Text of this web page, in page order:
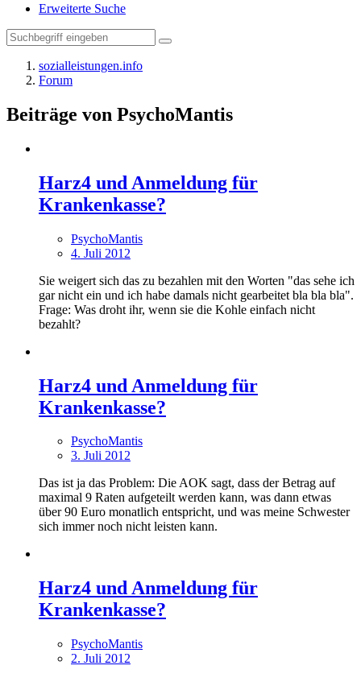
Erweiterte Suche
sozialleistungen.info
Forum
Beiträge von PsychoMantis
Harz4 und Anmeldung für
Krankenkasse?
PsychoMantis
4. Juli 2012
Sie weigert sich das zu bezahlen mit den Worten "das sehe ich
gar nicht ein und ich habe damals nicht gearbeitet bla bla bla".
Frage: Was droht ihr, wenn sie die Kohle einfach nicht
bezahlt?
Harz4 und Anmeldung für
Krankenkasse?
PsychoMantis
3. Juli 2012
Das ist ja das Problem: Die AOK sagt, dass der Betrag auf
maximal 9 Raten aufgeteilt werden kann, was dann etwas
über 90 Euro monatlich entspricht, und was meine Schwester
sich immer noch nicht leisten kann.
Harz4 und Anmeldung für
Krankenkasse?
PsychoMantis
2. Juli 2012